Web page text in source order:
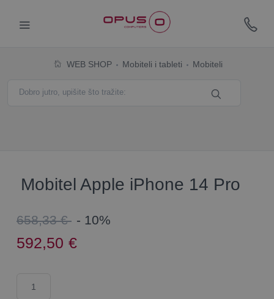
WEB SHOP Mobiteli i tableti Mobiteli
Mobitel Apple iPhone 14 Pro
658,33 € - 10%
592,50 €